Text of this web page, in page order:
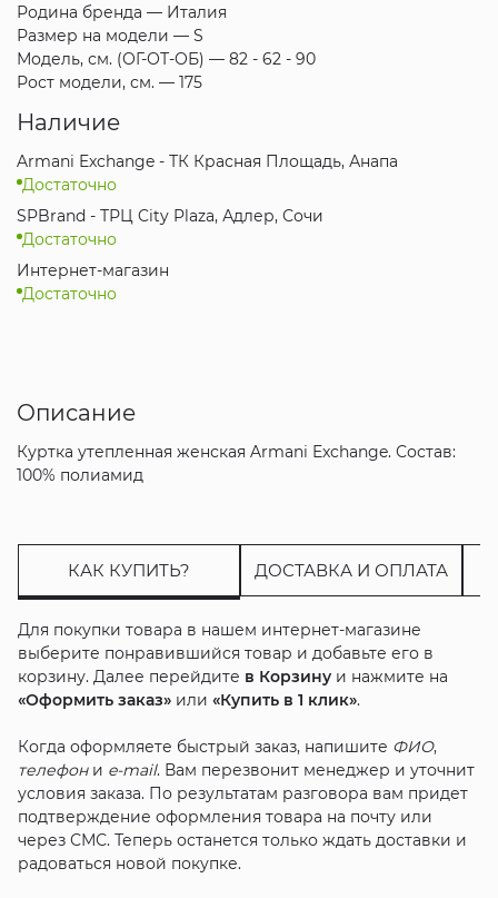
Родина бренда — Италия
Размер на модели — S
Модель, см. (ОГ-ОТ-ОБ) — 82 - 62 - 90
Рост модели, см. — 175
Наличие
Armani Exchange - ТК Красная Площадь, Анапа
Достаточно
SPBrand - ТРЦ City Plaza, Адлер, Сочи
Достаточно
Интернет-магазин
Достаточно
Описание
Куртка утепленная женская Armani Exchange. Состав:
100% полиамид
КАК КУПИТЬ? ДОСТАВКА И ОПЛАТА
Для покупки товара в нашем интернет-магазине
выберите понравившийся товар и добавьте его в
корзину. Далее перейдите в Корзинуи нажмите на
«Оформить заказ»или «Купить в 1 клик».
Когда оформляете быстрый заказ, напишите ФИО,
телефони e-mail. Вам перезвонит менеджер и уточнит
условия заказа. По результатам разговора вам придет
подтверждение оформления товара на почту или
через СМС. Теперь останется только ждать доставки и
радоваться новой покупке.